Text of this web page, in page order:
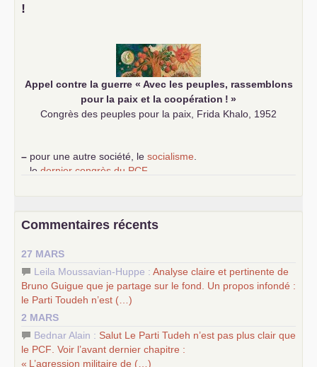
–!
Appel contre la guerre « Avec les peuples, rassemblons
pour la paix et la coopération ! »
Congrès des peuples pour la paix, Frida Khalo, 1952
– pour une autre société, le socialisme
le dernier congrès du PCF
science sociale de notre temps
d’Europe
–lescinq chantiers pour contribuer au débat sur le projet
communiste
Commentaires récents
27 MARS
Leila Moussavian-Huppe : Analyse claire et pertinente de
Bruno Guigue que je partage sur le fond. Un propos infondé :
le Parti Toudeh n’est (…)
2 MARS
Bednar Alain : Salut Le Parti Tudeh n’est pas plus clair que
le PCF . Voir l’avant dernier chapitre :
« L’agression militaire de (…)